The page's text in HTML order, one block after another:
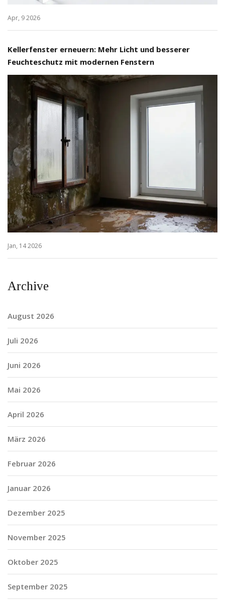
Apr, 9 2026
Kellerfenster erneuern: Mehr Licht und besserer
Feuchteschutz mit modernen Fenstern
Jan, 14 2026
Archive
August 2026
Juli 2026
Juni 2026
Mai 2026
April 2026
März 2026
Februar 2026
Januar 2026
Dezember 2025
November 2025
Oktober 2025
September 2025